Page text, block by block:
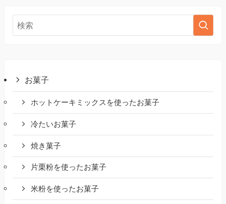
お菓子
ホットケーキミックスを使ったお菓子
冷たいお菓子
焼き菓子
片栗粉を使ったお菓子
米粉を使ったお菓子